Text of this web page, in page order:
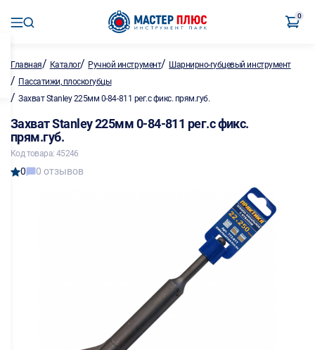
0
Главная/ Каталог/ Ручной инструмент/ Шарнирно-губцевый инструмент
/ Пассатижи, плоскогубцы
/ Захват Stanley 225мм 0-84-811 рег.с фикс. прям.губ.
Захват Stanley 225мм 0-84-811 рег.с фикс.
прям.губ.
Код товара: 45246
0 0 отзывов